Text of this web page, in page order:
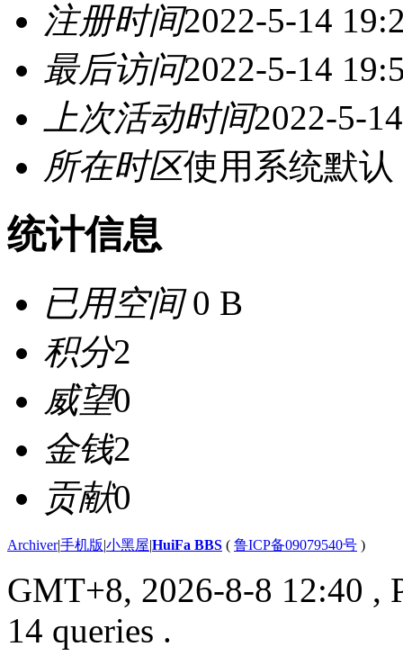
注册时间2022-5-14
最后访问2022-5-14
上次活动时间2022-5-
所在时区使用系统默认
统计信息
已用空间0 B
积分2
威望0
金钱2
贡献0
Archiver|手机版|小黑屋|HuiFa BBS ( 鲁ICP备09079540号 )
GMT+8, 2026-8-8 12:40 ,
14 queries .